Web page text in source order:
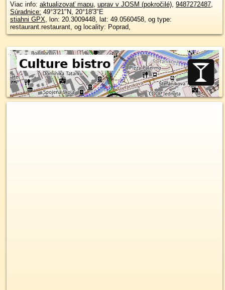
Viac info: aktualizovať mapu, uprav v JOSM (pokročilé), 9487272487,
Súradnice: 49°3'21"N, 20°18'3"E
stiahni GPX, lon: 20.3009448, lat: 49.0560458, og type:
restaurant.restaurant, og locality: Poprad,